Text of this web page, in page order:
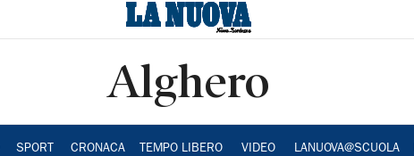
Alghero
SPORT CRONACA TEMPO LIBERO VIDEO LANUOVA@SCUOLA